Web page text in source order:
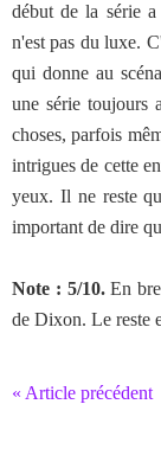
début de la série
n'est pas du luxe.
qui donne au
une série toujours
choses, parfois
intrigues de cette
yeux. Il ne reste
important de dire
Note : 5/10.En
de Dixon. Le reste
« Article précédent